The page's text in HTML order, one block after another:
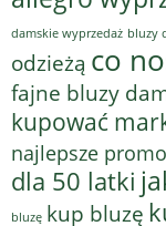
damskie wyprzedaż bluzy
odzieżą co
fajne bluzy
kupować
najlepsze
dla 50 latki
bluzę kup bluzę